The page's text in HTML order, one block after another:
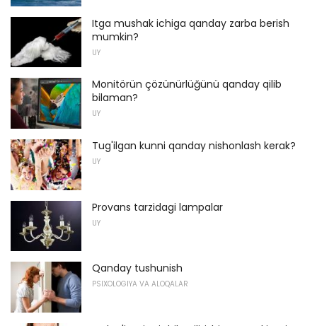
Itga mushak ichiga qanday zarba berish
mumkin?
UY
Monitörün çözünürlüğünü qanday qilib
bilaman?
UY
Tug'ilgan kunni qanday nishonlash kerak?
UY
Provans tarzidagi lampalar
UY
Qanday tushunish
PSIXOLOGIYA VA ALOQALAR